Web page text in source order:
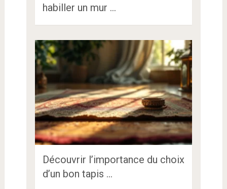
habiller un mur …
Découvrir l’importance du choix
d’un bon tapis …